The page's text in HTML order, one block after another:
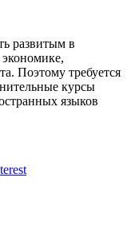
развитым в
Поэтому требуется
курсы
языков